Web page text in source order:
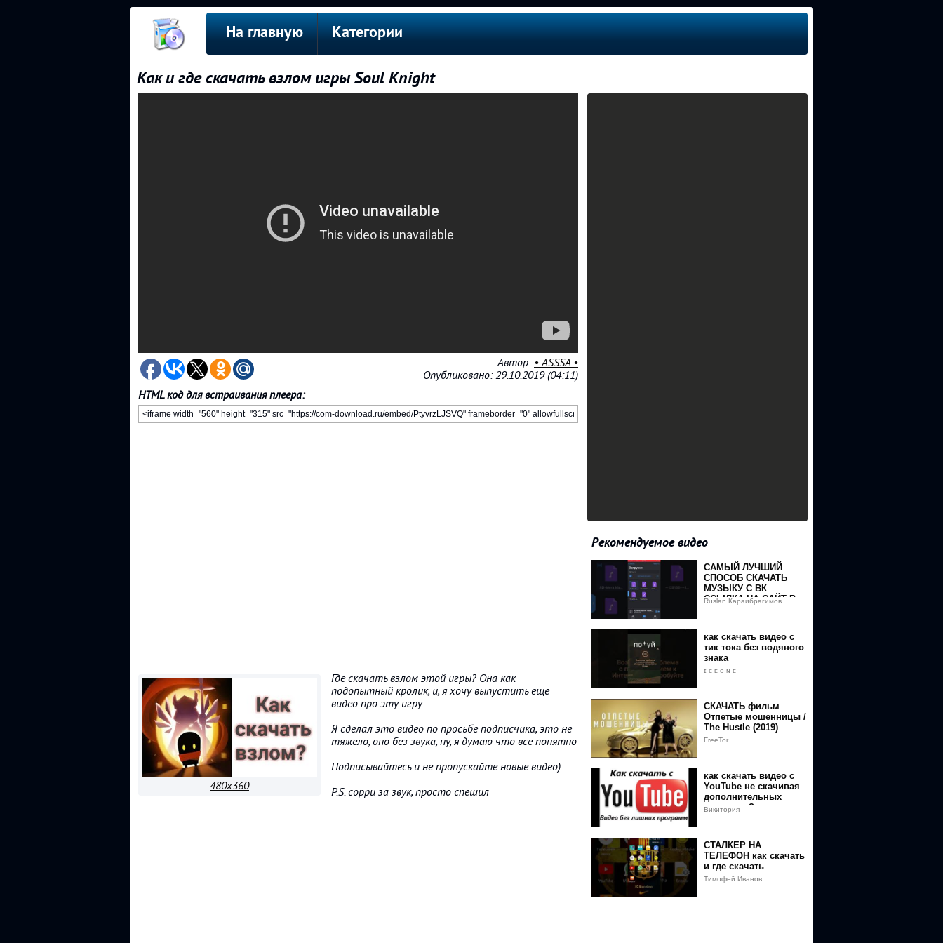
На главную Категории
Как и где скачать взлом игры Soul Knight
Автор: • ASSSA •
Опубликовано: 29.10.2019 (04:11)
HTML код для встраивания плеера:
480x360
Где скачать взлом этой игры? Она как
подопытный кролик, и, я хочу выпустить еще
видео про эту игру...
Я сделал это видео по просьбе подписчика, это не
тяжело, оно без звука, ну, я думаю что все понятно
Подписывайтесь и не пропускайте новые видео)
P.S. сорри за звук, просто спешил
Рекомендуемое видео
САМЫЙ ЛУЧШИЙ
СПОСОБ СКАЧАТЬ
МУЗЫКУ С ВК
ССЫЛКА НА САЙТ В
Ruslan Караибрагимов
как скачать видео с
тик тока без водяного
знака
ɪ ᴄ ᴇ ᴏ ɴ ᴇ
СКАЧАТЬ фильм
Отпетые мошенницы /
The Hustle (2019)
FreeTor
как скачать видео с
YouTube не скачивая
дополнительных
программ?
Викитория
СТАЛКЕР НА
ТЕЛЕФОН как скачать
и где скачать
Тимофей Иванов